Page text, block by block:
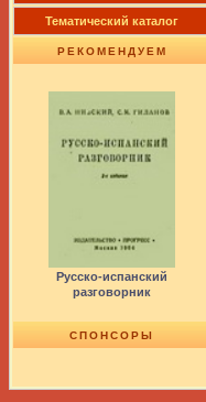
Тематический каталог
РЕКОМЕНДУЕМ
Русско-испанский
разговорник
СПОНСОРЫ